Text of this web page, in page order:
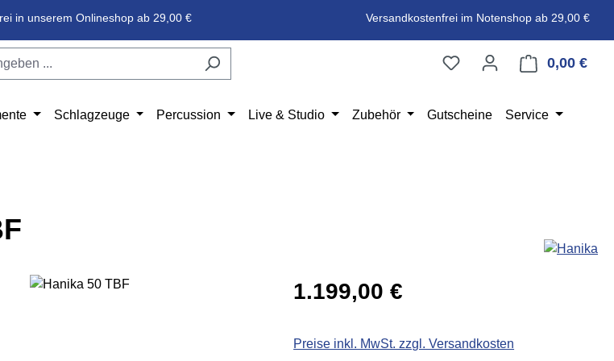
in unserem Onlineshop ab 29,00 € Versandkostenfrei im Notenshop ab 29,00 €
0,00 €
Schlagzeuge Percussion Live & Studio Zubehör Gutscheine Service
Regulärer Preis:
1.199,00 €
Preise inkl. MwSt. zzgl. Versandkosten